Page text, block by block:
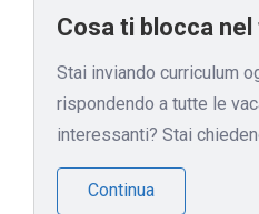
Cosa ti blocca
Stai inviando curriculum
rispondendo a tutte le
interessanti? Stai
Continua